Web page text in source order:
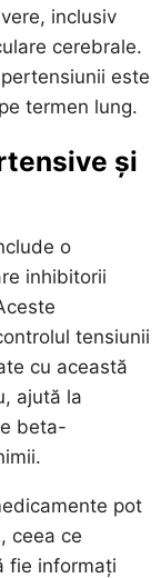
inclusiv
cerebrale.
este
termen lung.
și
o
inhibitorii
tensiunii
cu această
ajută la
beta-
pot
ceea ce
fie informați